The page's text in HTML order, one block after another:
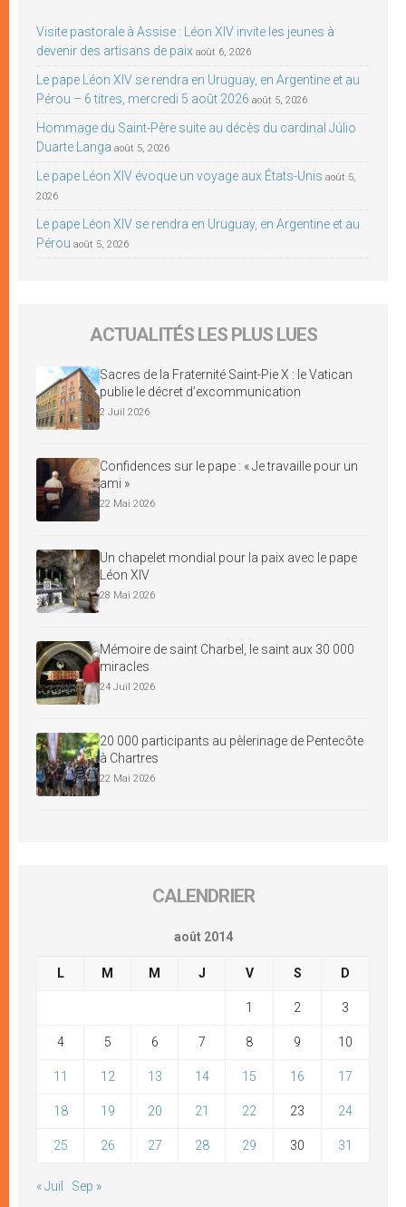
Visite pastorale à Assise : Léon XIV invite les jeunes à
devenir des artisans de paix août 6, 2026
Le pape Léon XIV se rendra en Uruguay, en Argentine et au
Pérou – 6 titres, mercredi 5 août 2026 août 5, 2026
Hommage du Saint-Père suite au décès du cardinal Júlio
Duarte Langa août 5, 2026
Le pape Léon XIV évoque un voyage aux États-Unis août 5,
2026
Le pape Léon XIV se rendra en Uruguay, en Argentine et au
Pérou août 5, 2026
ACTUALITÉS LES PLUS LUES
Sacres de la Fraternité Saint-Pie X : le Vatican
publie le décret d’excommunication
2 Juil 2026
Confidences sur le pape : « Je travaille pour un
ami »
22 Mai 2026
Un chapelet mondial pour la paix avec le pape
Léon XIV
28 Mai 2026
Mémoire de saint Charbel, le saint aux 30 000
miracles
24 Juil 2026
20 000 participants au pèlerinage de Pentecôte
à Chartres
22 Mai 2026
CALENDRIER
août 2014
L M M J V S D
1 2 3
4 5 6 7 8 9 10
11 12 13 14 15 16 17
18 19 20 21 22 23 24
25 26 27 28 29 30 31
« Juil Sep »